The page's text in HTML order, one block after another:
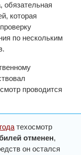
обязательная
которая
по нескольким
проводится
техосмотр
отменен,
он остался